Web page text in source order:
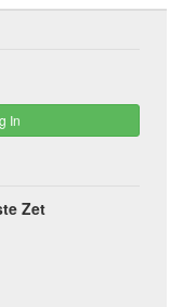
In
Zet